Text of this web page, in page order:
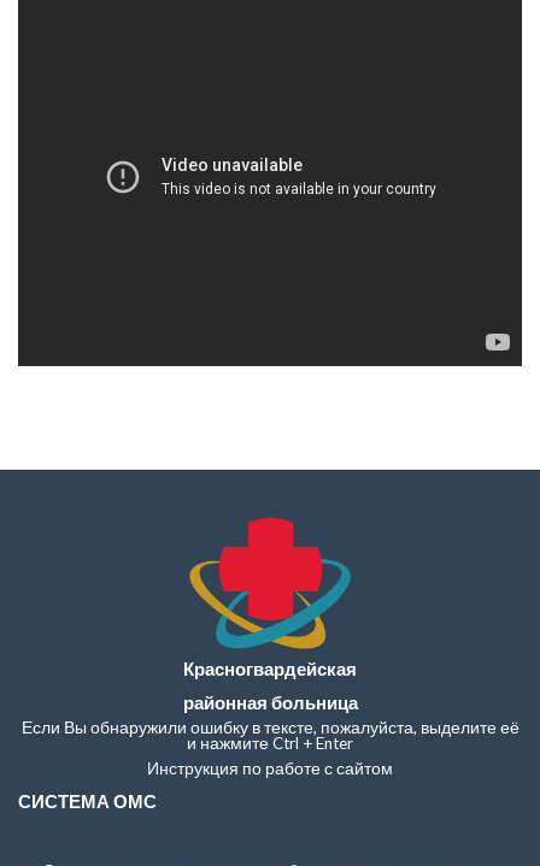
Красногвардейская
районная больница
Если Вы обнаружили ошибку в тексте, пожалуйста, выделите её
и нажмите Ctrl + Enter
Инструкция по работе с сайтом
СИСТЕМА ОМС